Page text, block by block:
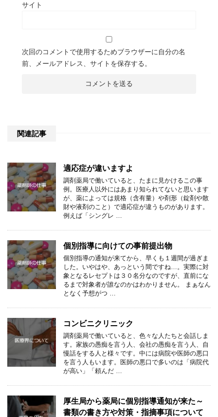
サイト
次回のコメントで使用するためブラウザーに自分の名
前、メールアドレス、サイトを保存する。
関連記事
適応症が違いますよ
調剤薬局で働いていると、たまに見かけるこの事
例。医療人以外にはあまり知られてないと思います
が、薬によっては規格（含有量）や剤形（錠剤や散
財や液剤のこと）で適応症が違うものがあります。
例えば「シングレ …
個別指導に向けての事前提出物
個別指導の通知が来てから、早くも１週間が過ぎま
した。いやはや、あっという間ですね…。実際に対
象となるレセプトは３０名分なのですが、直前にな
るまで対象者が誰なのかはわかりません。 まぁなん
となく予想がつ …
コンビニクリニック
調剤薬局で働いていると、色々な人たちと会話しま
す。家族の愚痴を言う人、会社の愚痴を言う人、自
慢話をする人と様々です。中には病院や医師の悪口
を言う人もいます。医師の悪口で多いのは「病院代
が高い」「頼んだ …
厚生局から薬局に個別指導通知が来た～
書類の書き方や対策・指摘事項について